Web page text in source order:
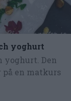
yoghurt
yoghurt. Den
på en matkurs